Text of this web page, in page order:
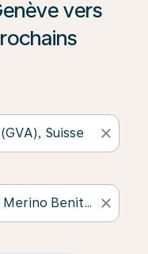
vers
close
close